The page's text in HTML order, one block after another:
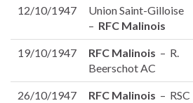
12/10/1947
Union Saint-Gilloise
– RFC Malinois
19/10/1947 RFC Malinois – R.
Beerschot AC
26/10/1947 RFC Malinois – RSC